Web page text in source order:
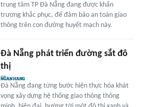
trung tâm TP Đà Nẵng đang được khẩn
trương khắc phục, để đảm bảo an toàn giao
thông trên con đường huyết mạch này.
Đà Nẵng phát triển đường sắt đô
thị
Đà Nẵng đang từng bước hiện thực hóa khát
vọng xây dựng hệ thống giao thông thông